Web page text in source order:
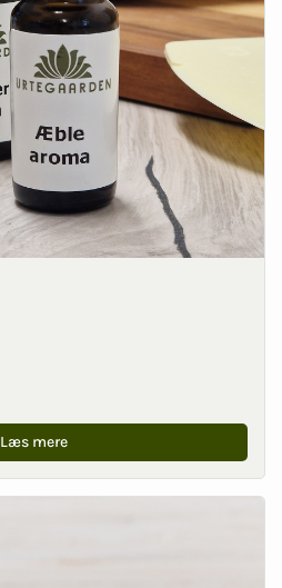
Læs mere